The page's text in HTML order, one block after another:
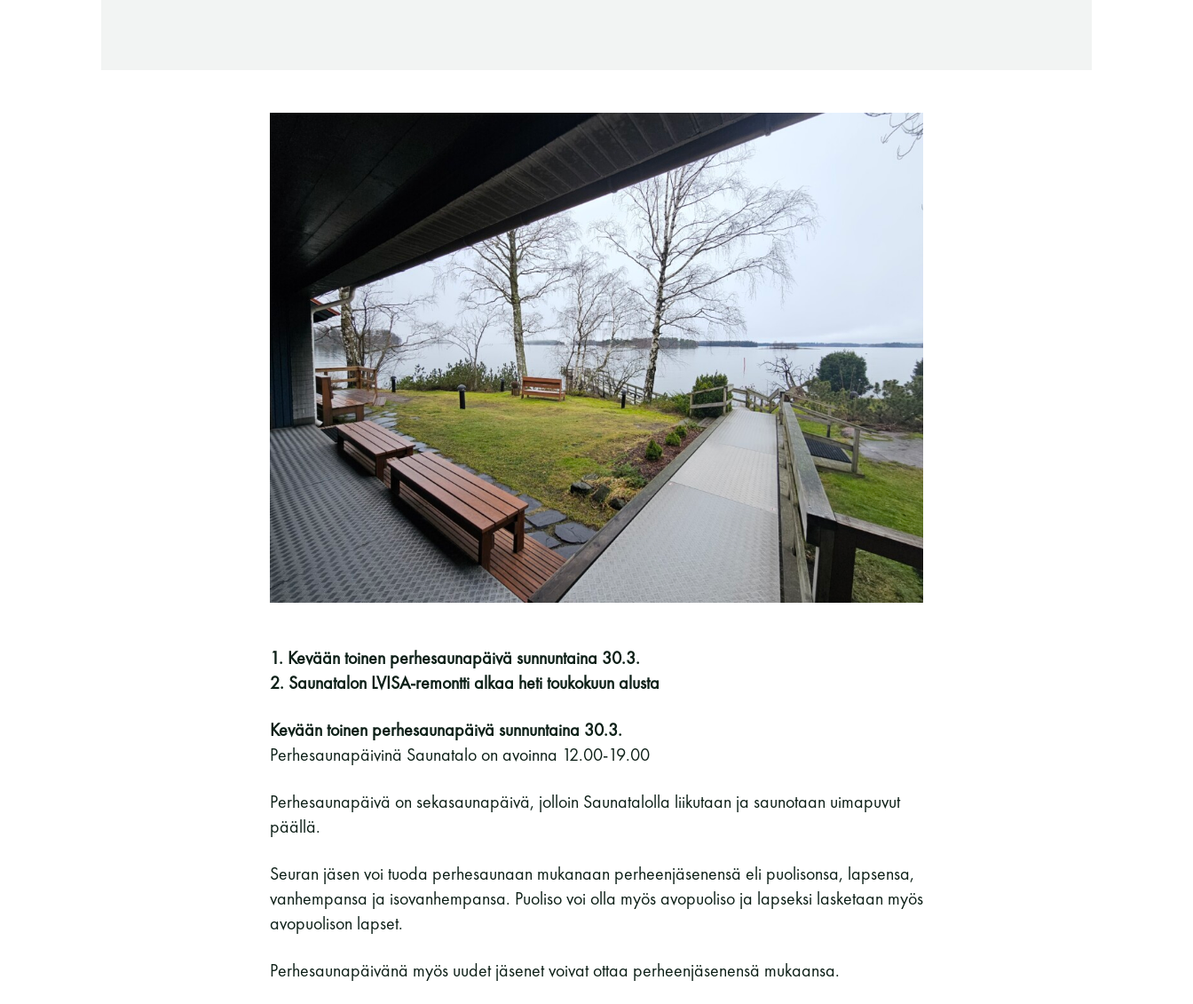
on jaettu lauantai
12 €
25 €
6 €
ilmainen
11 saunomiskerran kortti
120€
275€ / 115€
695€ / 275€
Suomen Saunaseura ry
Vaskiniementie 10, 00200 Helsinki
Kahvio/kassa 050 372 4167
(saunojen aukioloaikana)
Y-tunnus: 0116872-9
Tietosuojaseloste
Suomen Saunaseura vaalii perinteisiä,
kohteliaita saunomistapoja, joiden
perustana on toisten saunarauhan
kunnioittaminen. Seura vaalii
saunakulttuuria ja pyrkii kehittämään
suomalaista saunaa ja edistämään sitä
koskevaa tutkimusta.
1. Kevään toinen perhesaunapäivä sunnuntaina 30.3.
2. Saunatalon LVISA-remontti alkaa heti toukokuun alusta
Kevään toinen perhesaunapäivä sunnuntaina 30.3.
Perhesaunapäivinä Saunatalo on avoinna 12.00-19.00
Perhesaunapäivä on sekasaunapäivä, jolloin Saunatalolla liikutaan ja saunotaan uimapuvut
päällä.
Seuran jäsen voi tuoda perhesaunaan mukanaan perheenjäsenensä eli puolisonsa, lapsensa,
vanhempansa ja isovanhempansa. Puoliso voi olla myös avopuoliso ja lapseksi lasketaan myös
avopuolison lapset.
Perhesaunapäivänä myös uudet jäsenet voivat ottaa perheenjäsenensä mukaansa.